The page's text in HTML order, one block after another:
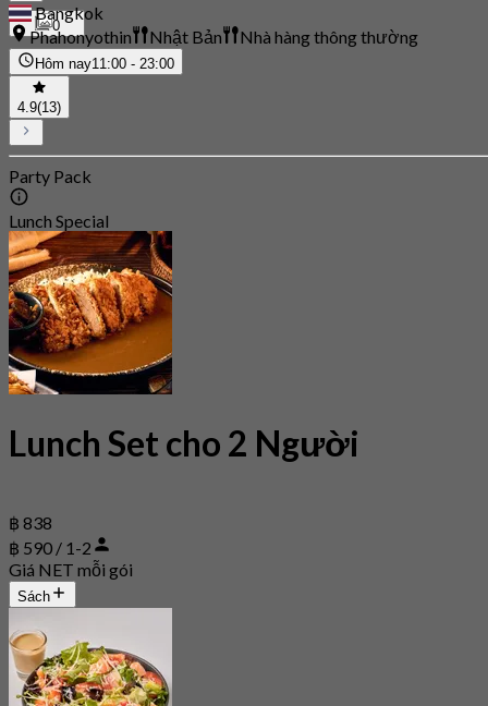
0
Bangkok
Phahonyothin
Nhật Bản Nhà hàng thông thường
Hôm nay11:00 - 23:00
4.9(13)
Party Pack
Lunch Special
Lunch Set cho 2 Người
฿ 838
฿ 590 / 1-2
Giá NET mỗi gói
Sách